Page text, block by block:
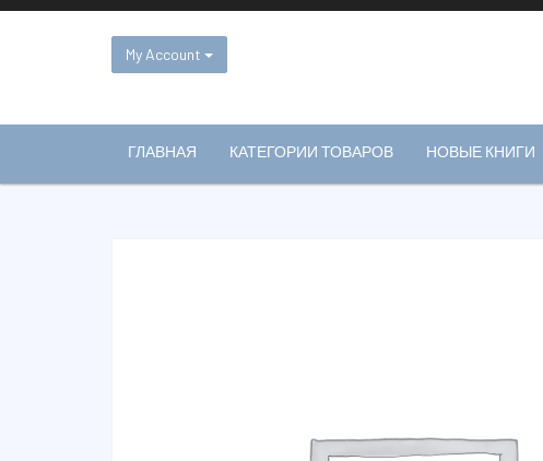
Skip
My Account
ГЛАВНАЯ КАТЕГОРИИ ТОВАРОВ НОВЫЕ КНИГИ